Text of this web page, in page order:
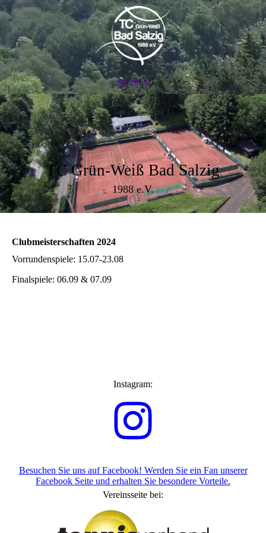
2024
TC Grün-Weiß Bad Salzig
1988 e.V.
Clubmeisterschaften 2024
Vorrundenspiele: 15.07-23.08
Finalspiele: 06.09 & 07.09
Instagram:
Besuchen Sie uns auf Facebook! Werden Sie ein Fan unserer
Facebook Seite und erhalten Sie besondere Vorteile.
Vereinsseite bei: